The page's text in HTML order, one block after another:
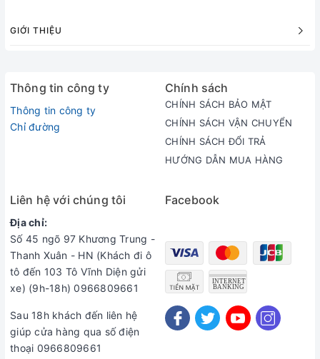
Cơ sở 2: số 17 đường 3/2 - Phường 11 - Quận 10- Hồ Chí Minh ( 028
GIỚI THIỆU
Thông tin công ty
Thông tin công ty
Chỉ đường
Chính sách
CHÍNH SÁCH BẢO MẬT
CHÍNH SÁCH VẬN CHUYỂN
CHÍNH SÁCH ĐỔI TRẢ
HƯỚNG DẪN MUA HÀNG
Liên hệ với chúng tôi
Địa chỉ:
Số 45 ngõ 97 Khương Trung -
Thanh Xuân - HN (Khách đi ô
tô đến 103 Tô Vĩnh Diện gửi
xe) (9h-18h) 0966809661
Sau 18h khách đến liên hệ
giúp cửa hàng qua số điện
thoại 0966809661
Facebook